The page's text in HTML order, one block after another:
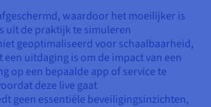
waardoor het moeilijker is
uit de praktijk te simuleren
geoptimaliseerd voor schaalbaarheid,
uitdaging is om de impact van een
op een bepaalde app of service te
deze live gaat
geen essentiële beveiligingsinzichten,